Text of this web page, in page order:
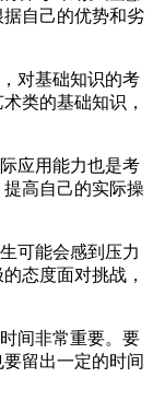
自己的优势和劣
对基础知识的考
类的基础知识，
应用能力也是考
高自己的实际操
可能会感到压力
态度面对挑战，
间非常重要。要
留出一定的时间